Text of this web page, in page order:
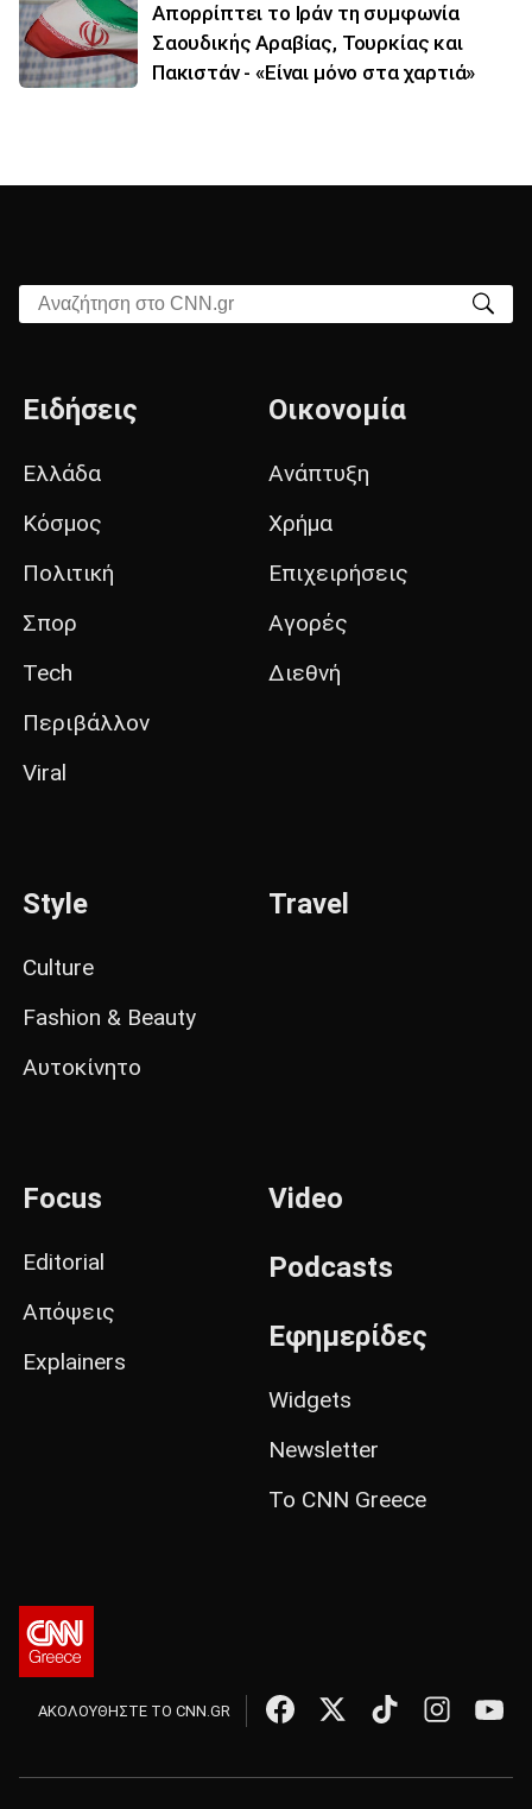
Απορρίπτει το Ιράν τη συμφωνία
Σαουδικής Αραβίας, Τουρκίας και
Πακιστάν - «Είναι μόνο στα χαρτιά»
Αναζήτηση στο CNN.gr
Ειδήσεις
Ελλάδα
Κόσμος
Πολιτική
Σπορ
Tech
Περιβάλλον
Viral
Οικονομία
Ανάπτυξη
Χρήμα
Επιχειρήσεις
Αγορές
Διεθνή
Style
Culture
Fashion & Beauty
Αυτοκίνητο
Travel
Focus
Editorial
Απόψεις
Explainers
Video
Podcasts
Εφημερίδες
Widgets
Newsletter
Το CNN Greece
ΑΚΟΛΟΥΘΗΣΤΕ ΤΟ CNN.GR